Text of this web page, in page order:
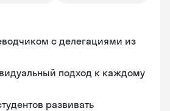
с делегациями из
подход к каждому
развивать